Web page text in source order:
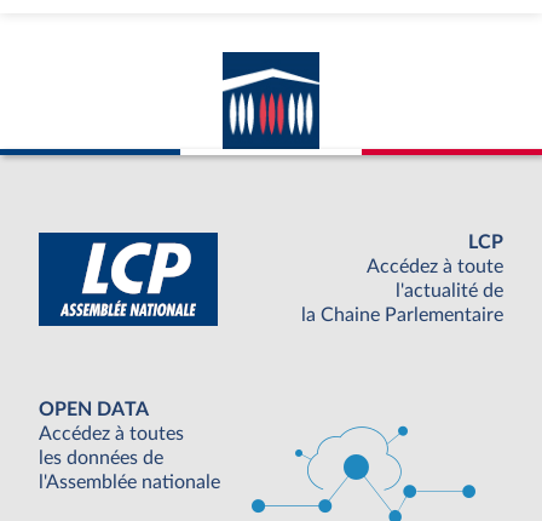
LCP
Accédez à toute
l'actualité de
la Chaine Parlementaire
OPEN DATA
Accédez à toutes
les données de
l'Assemblée nationale